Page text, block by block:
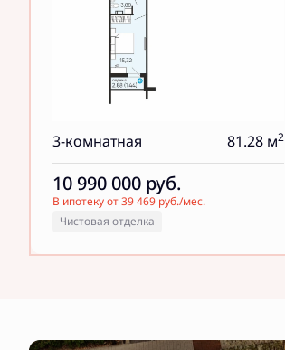
3-комнатная 81.28 м2
10 990 000 руб.
В ипотеку от 39 469 руб./мес.
Чистовая отделка